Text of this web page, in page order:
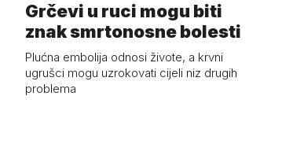
Grčevi u ruci mogu biti
znak smrtonosne bolesti
Plućna embolija odnosi živote, a krvni
ugrušci mogu uzrokovati cijeli niz drugih
problema